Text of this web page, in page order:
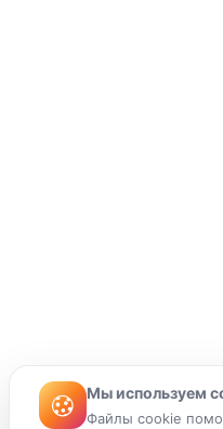
Мы используем
Файлы cookie